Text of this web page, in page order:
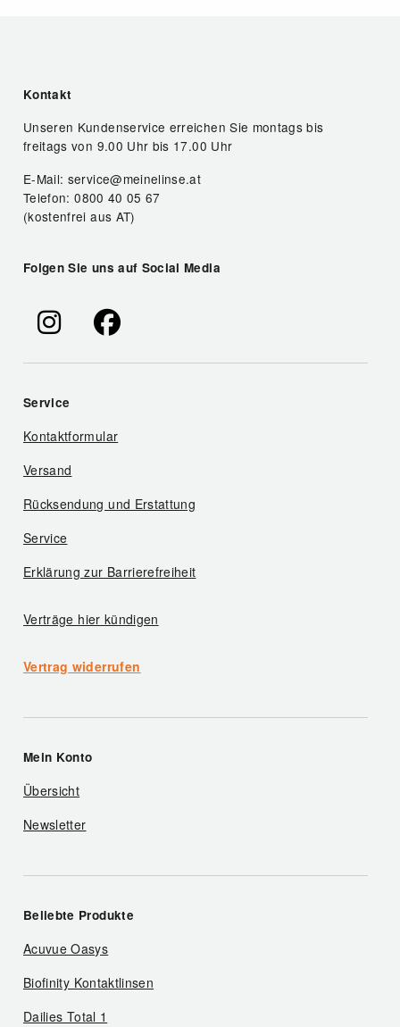
Kontakt
Unseren Kundenservice erreichen Sie montags bis
freitags von 9.00 Uhr bis 17.00 Uhr
E-Mail: service@meinelinse.at
Telefon: 0800 40 05 67
(kostenfrei aus AT)
Folgen Sie uns auf Social Media
Service
Kontaktformular
Versand
Rücksendung und Erstattung
Service
Erklärung zur Barrierefreiheit
Verträge hier kündigen
Vertrag widerrufen
Mein Konto
Übersicht
Newsletter
Beliebte Produkte
Acuvue Oasys
Biofinity Kontaktlinsen
Dailies Total 1